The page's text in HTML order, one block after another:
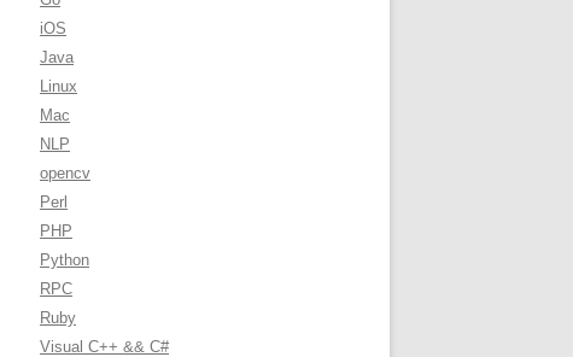
r
:
iOS
Java
Linux
Mac
NLP
opencv
Perl
PHP
Python
RPC
Ruby
Visual C++ && C#